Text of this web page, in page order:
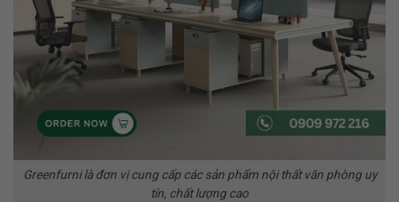
Greenfurni là đơn vị cung cấp các sản phẩm nội thất văn phòng uy
tín, chất lượng cao